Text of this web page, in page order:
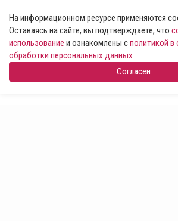
На информационном ресурсе применяются
Оставаясь на сайте, вы подтверждаете, что
использование и ознакомлены сполитикой в
обработки персональных данных
Согласен